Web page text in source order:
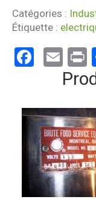
Catégories :
Étiquette :